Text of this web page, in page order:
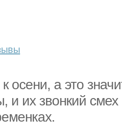
осени, а это
и их звонкий